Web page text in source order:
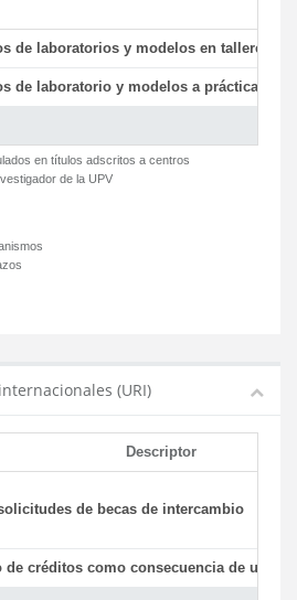
de laboratorios y modelos en talleres/
de laboratorio y modelos a prácticas y
en títulos adscritos a centros
de la UPV
(URI)
Descriptor
de becas de intercambio
de créditos como consecuencia de un